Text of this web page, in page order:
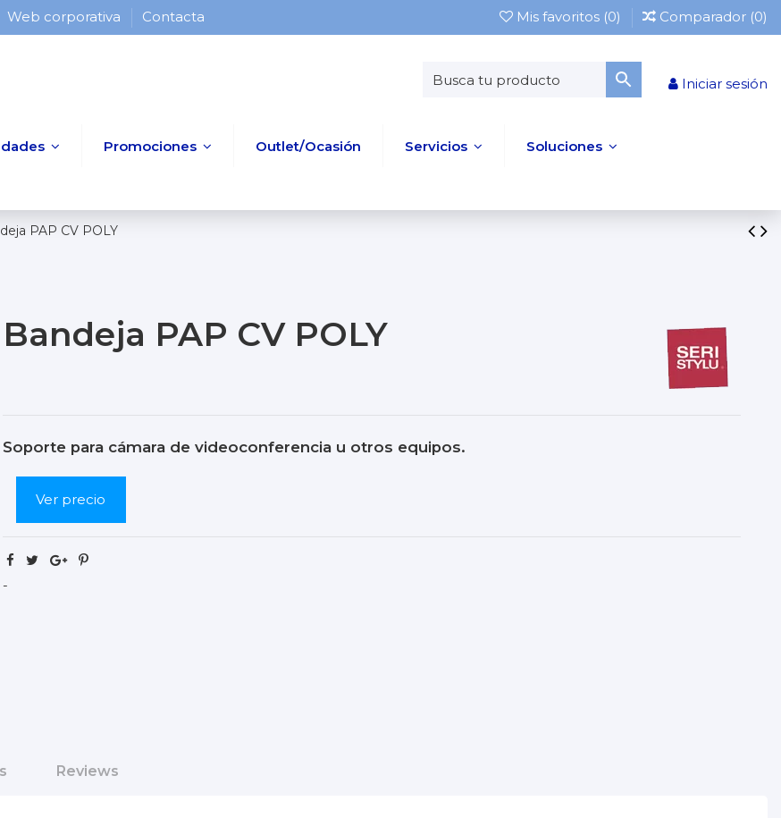
Web corporativa Contacta Mis favoritos (0) Comparador (0)
Iniciar sesión
Promociones Outlet/Ocasión Servicios Soluciones
PAP CV POLY
Bandeja PAP CV POLY
Soporte para cámara de videoconferencia u otros equipos.
Ver precio
-
Reviews